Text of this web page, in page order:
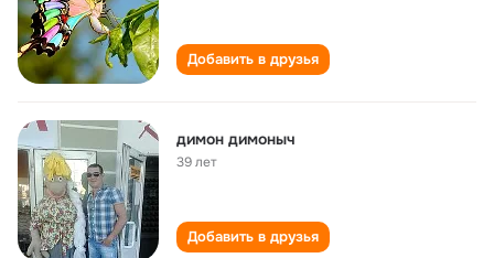
Добавить в друзья
димон димоныч
39 лет
Добавить в друзья